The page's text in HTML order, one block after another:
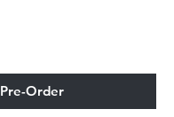
Pre-Order